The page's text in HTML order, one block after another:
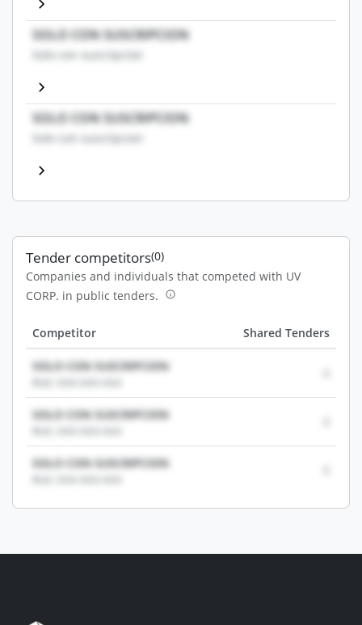
SOLO CON SUSCRIPCION
Solo con suscripcion
SOLO CON SUSCRIPCION
Solo con suscripcion
Tender competitors(0)
Companies and individuals that competed with UV
CORP. in public tenders.
Competitor Shared Tenders
SOLO CON SUSCRIPCION
SOLO CON SUSCRIPCION
SOLO CON SUSCRIPCION